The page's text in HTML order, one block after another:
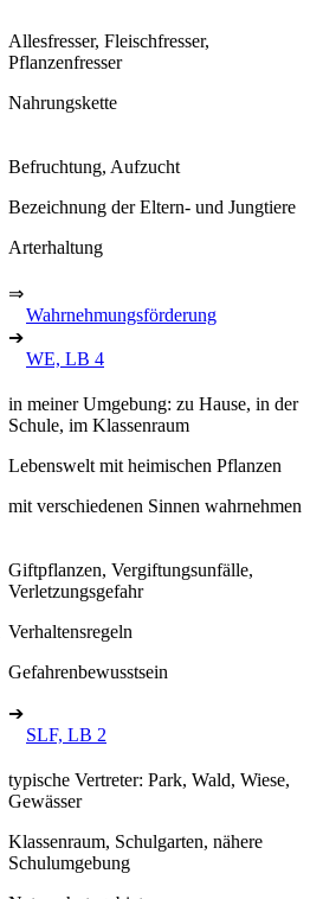
Allesfresser, Fleischfresser,
Pflanzenfresser
Nahrungskette
Befruchtung, Aufzucht
Bezeichnung der Eltern- und Jungtiere
Arterhaltung
⇒
Wahrnehmungsförderung
➔
WE, LB 4
in meiner Umgebung: zu Hause, in der
Schule, im Klassenraum
Lebenswelt mit heimischen Pflanzen
mit verschiedenen Sinnen wahrnehmen
Giftpflanzen, Vergiftungsunfälle,
Verletzungsgefahr
Verhaltensregeln
Gefahrenbewusstsein
➔
SLF, LB 2
typische Vertreter: Park, Wald, Wiese,
Gewässer
Klassenraum, Schulgarten, nähere
Schulumgebung